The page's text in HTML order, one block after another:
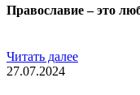
Православие – это
Читать далее
27.07.2024